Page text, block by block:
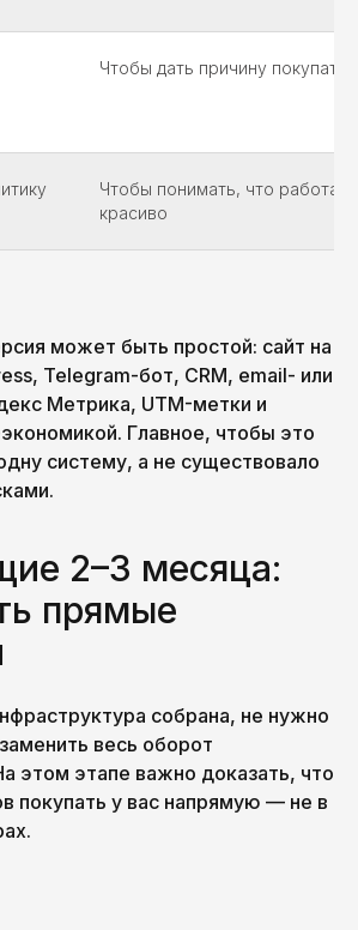
Чтобы дать причину покупать
Чтобы понимать, что
красиво
может быть простой: сайт на
Telegram-бот, CRM, email- или
Метрика, UTM-метки и
Главное, чтобы это
систему, а не существовало
2–3 месяца:
прямые
собрана, не нужно
весь оборот
этом этапе важно доказать, что
покупать у вас напрямую — не в